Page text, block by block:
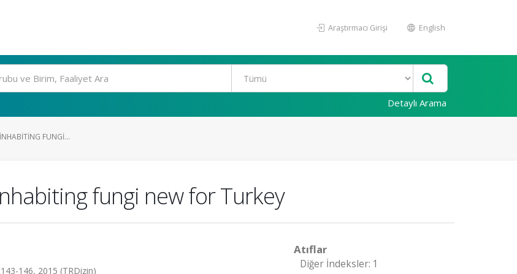
Araştırmacı Girişi English
Detaylı Arama
FUNGI...
fungi new for Turkey
146, 2015 (TRDizin)
Atıflar
Diğer İndeksler: 1